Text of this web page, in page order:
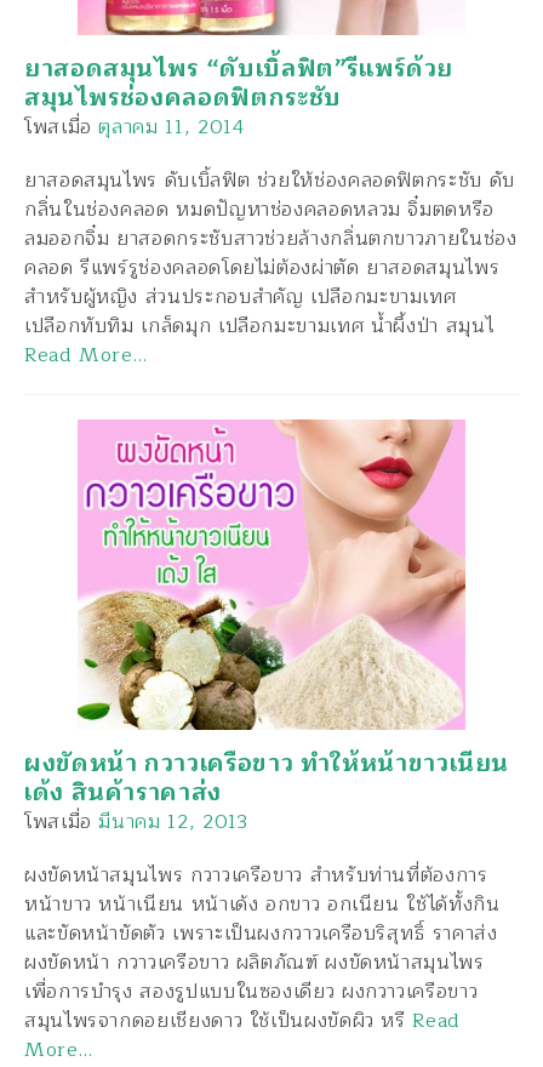
ยาสอดสมุนไพร “ดับเบิ้ลฟิต”รีแพร์ด้วย
สมุนไพรช่องคลอดฟิตกระชับ
โพสเมื่อ ตุลาคม 11, 2014
ยาสอดสมุนไพร ดับเบิ้ลฟิต ช่วยให้ช่องคลอดฟิตกระชับ ดับ
กลิ่นในช่องคลอด หมดปัญหาช่องคลอดหลวม จิ๋มตดหรือ
ลมออกจิ๋ม ยาสอดกระชับสาวช่วยล้างกลิ่นตกขาวภายในช่อง
คลอด รีแพร์รูช่องคลอดโดยไม่ต้องผ่าตัด ยาสอดสมุนไพร
สำหรับผู้หญิง ส่วนประกอบสำคัญ เปลือกมะขามเทศ
เปลือกทับทิม เกล็ดมุก เปลือกมะขามเทศ น้ำผึ้งป่า สมุนไ
Read More…
ผงขัดหน้า กวาวเครือขาว ทำให้หน้าขาวเนียน
เด้ง สินค้าราคาส่ง
โพสเมื่อ มีนาคม 12, 2013
ผงขัดหน้าสมุนไพร กวาวเครือขาว สำหรับท่านที่ต้องการ
หน้าขาว หน้าเนียน หน้าเด้ง อกขาว อกเนียน ใช้ได้ทั้งกิน
และขัดหน้าขัดตัว เพราะเป็นผงกวาวเครือบริสุทธิ์ ราคาส่ง
ผงขัดหน้า กวาวเครือขาว ผลิตภัณฑ์ ผงขัดหน้าสมุนไพร
เพื่อการบำรุง สองรูปแบบในซองเดียว ผงกวาวเครือขาว
สมุนไพรจากดอยเชียงดาว ใช้เป็นผงขัดผิว หรืRead
More…